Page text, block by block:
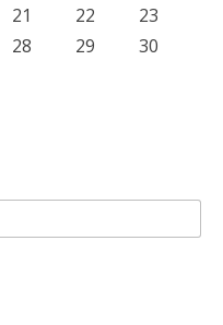
21 22
23
28 29
30